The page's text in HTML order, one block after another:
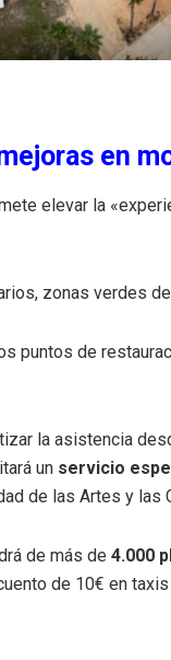
en
elevar la
zonas verdes
puntos de
la asistencia
un servicio
de las Artes y las
de más de4.000
de 10€ en